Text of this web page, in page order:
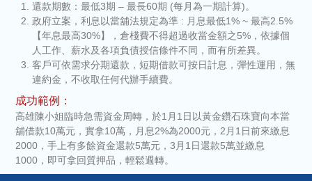
還款期數：最低3期 – 最長60期 (每月為一期計算)。
政府立案，利息以當舖法規定為準 : 月息最低1% ~ 最高2.5%
【年息最高30%】，倉棧費不得超過收當金額之5%，依據個
人工作、薪水及各項負債授信條件不同，而有所差異。
客戶可依需求分期還款，短期借款可按日計息，彈性運用，無
違約金，不收取任何代辦手續費。
成功範例：
高雄陳小姐臨時急需資金周轉，於1月1日以黃金鑽石珠寶向本當
舖借款10萬元，實拿10萬，月息2%為2000元，2月1日前來繳息
2000，手上有多餘資金還款5萬元，3月1日還款5萬並繳息
1000，即可拿回質押品，輕鬆週轉。